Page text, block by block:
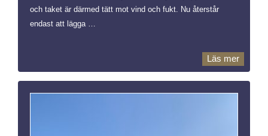
och taket är därmed tätt mot vind och fukt. Nu återstår
endast att lägga …
Läs mer